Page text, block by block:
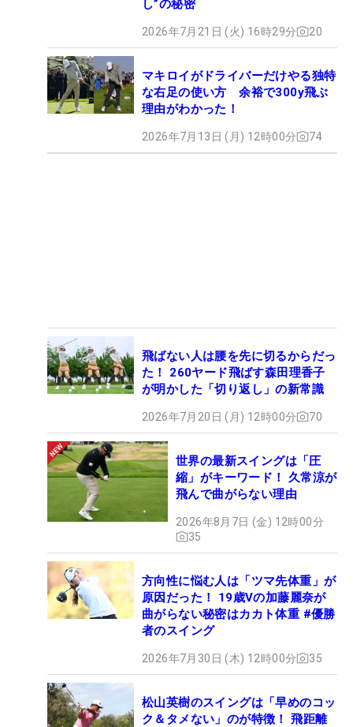
し”の秘密
2026年7月21日 (火) 16時29分 20
マキロイがドライバーだけやる独特
な右足の使い方 余裕で300y飛ぶ
理由がわかった！
2026年7月13日 (月) 12時00分 74
飛ばない人は腰を先に切るからだっ
た！ 260ヤード飛ばす森田理香子
が明かした「切り返し」の新常識
2026年7月20日 (月) 12時00分 70
世界の最新スイングは「圧
縮」がキーワード！ 久常涼が
飛んで曲がらない理由
2026年8月7日 (金) 12時00分
35
方向性に悩む人は「ツマ先体重」が
原因だった！ 19歳Vの加藤麗奈が
曲がらない秘密はカカト体重 #優勝
者のスイング
2026年7月30日 (木) 12時00分 35
松山英樹のスイングは「早めのコッ
ク＆タメない」のが特徴！ 飛距離